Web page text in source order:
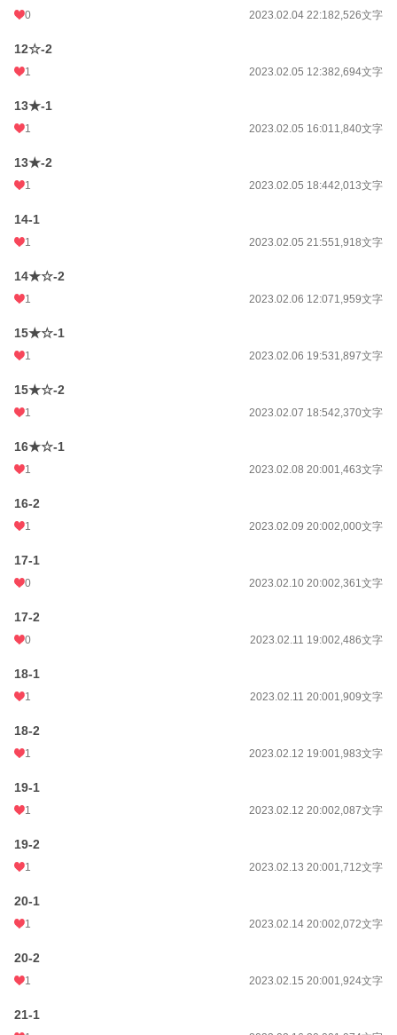
0 2023.02.04 22:182,526文字
12☆-2
1 2023.02.05 12:382,694文字
13★-1
1 2023.02.05 16:011,840文字
13★-2
1 2023.02.05 18:442,013文字
14-1
1 2023.02.05 21:551,918文字
14★☆-2
1 2023.02.06 12:071,959文字
15★☆-1
1 2023.02.06 19:531,897文字
15★☆-2
1 2023.02.07 18:542,370文字
16★☆-1
1 2023.02.08 20:001,463文字
16-2
1 2023.02.09 20:002,000文字
17-1
0 2023.02.10 20:002,361文字
17-2
0 2023.02.11 19:002,486文字
18-1
1 2023.02.11 20:001,909文字
18-2
1 2023.02.12 19:001,983文字
19-1
1 2023.02.12 20:002,087文字
19-2
1 2023.02.13 20:001,712文字
20-1
1 2023.02.14 20:002,072文字
20-2
1 2023.02.15 20:001,924文字
21-1